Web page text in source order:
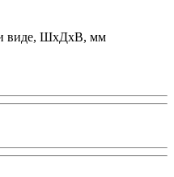
виде, ШхДхВ, мм